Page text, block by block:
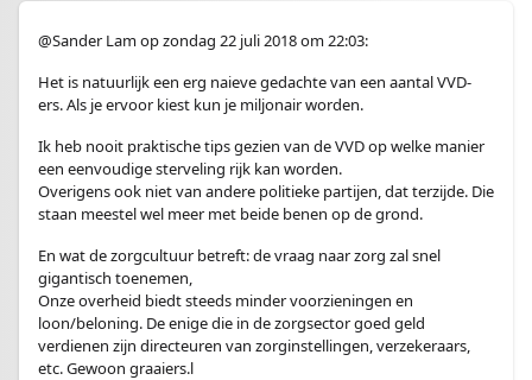
@Sander Lam op zondag 22 juli 2018 om 22:03:
Het is natuurlijk een erg naieve gedachte van een aantal VVD-
ers. Als je ervoor kiest kun je miljonair worden.
Ik heb nooit praktische tips gezien van de VVD op welke manier
een eenvoudige sterveling rijk kan worden.
Overigens ook niet van andere politieke partijen, dat terzijde. Die
staan meestel wel meer met beide benen op de grond.
En wat de zorgcultuur betreft: de vraag naar zorg zal snel
gigantisch toenemen,
Onze overheid biedt steeds minder voorzieningen en
loon/beloning. De enige die in de zorgsector goed geld
verdienen zijn directeuren van zorginstellingen, verzekeraars,
etc. Gewoon graaiers.l